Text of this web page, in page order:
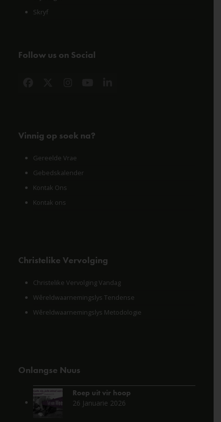
Skryf
Follow us on Social
Vinnig op soek na?
Gereelde Vrae
Gebedskalender
Kontak Ons
Kontak ons
Christelike Vervolging
Christelike Vervolging Vandag
Wêreldwaarnemingslys Tendense
Wêreldwaarnemingslys Metodologie
Onlangse Nuus
Roep uit vir hoop
26 Januarie 2026